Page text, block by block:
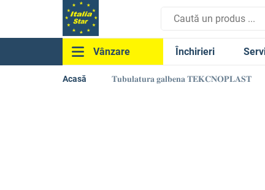
Vânzare Închirieri
Acasă 𝐓𝐮𝐛𝐮𝐥𝐚𝐭𝐮𝐫𝐚 𝐠𝐚𝐥𝐛𝐞𝐧𝐚 𝐓𝐄𝐊𝐂𝐍𝐎𝐏𝐋𝐀𝐒𝐓